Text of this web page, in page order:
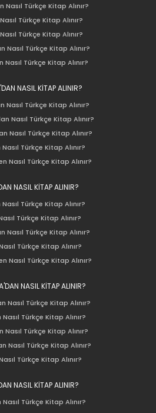
Türkçe Kitap Alınır?
Türkçe Kitap Alınır?
Türkçe Kitap Alınır?
Nasıl Türkçe Kitap Alınır?
Türkçe Kitap Alınır?
NASIL KİTAP ALINIR?
Türkçe Kitap Alınır?
Nasıl Türkçe Kitap Alınır?
Nasıl Türkçe Kitap Alınır?
Türkçe Kitap Alınır?
Nasıl Türkçe Kitap Alınır?
NASIL KİTAP ALINIR?
Türkçe Kitap Alınır?
Türkçe Kitap Alınır?
Nasıl Türkçe Kitap Alınır?
Türkçe Kitap Alınır?
Nasıl Türkçe Kitap Alınır?
NASIL KİTAP ALINIR?
Nasıl Türkçe Kitap Alınır?
Türkçe Kitap Alınır?
Türkçe Kitap Alınır?
Nasıl Türkçe Kitap Alınır?
Türkçe Kitap Alınır?
NASIL KİTAP ALINIR?
Türkçe Kitap Alınır?